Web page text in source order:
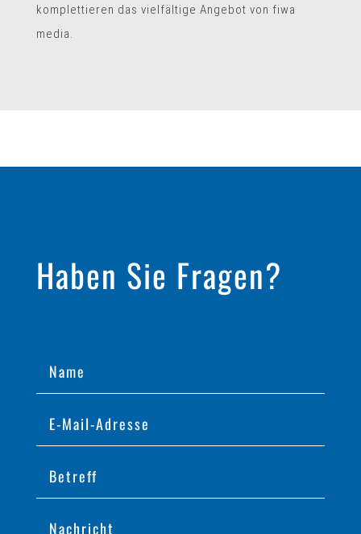
komplettieren das vielfältige Angebot von fiwa
media.
Haben Sie Fragen?